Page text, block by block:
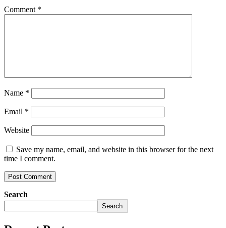
Comment *
Name *
Email *
Website
Save my name, email, and website in this browser for the next
time I comment.
Search
Search